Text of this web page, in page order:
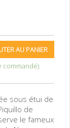
AU PANIER
commandé)
sous étui de
de
le fameux